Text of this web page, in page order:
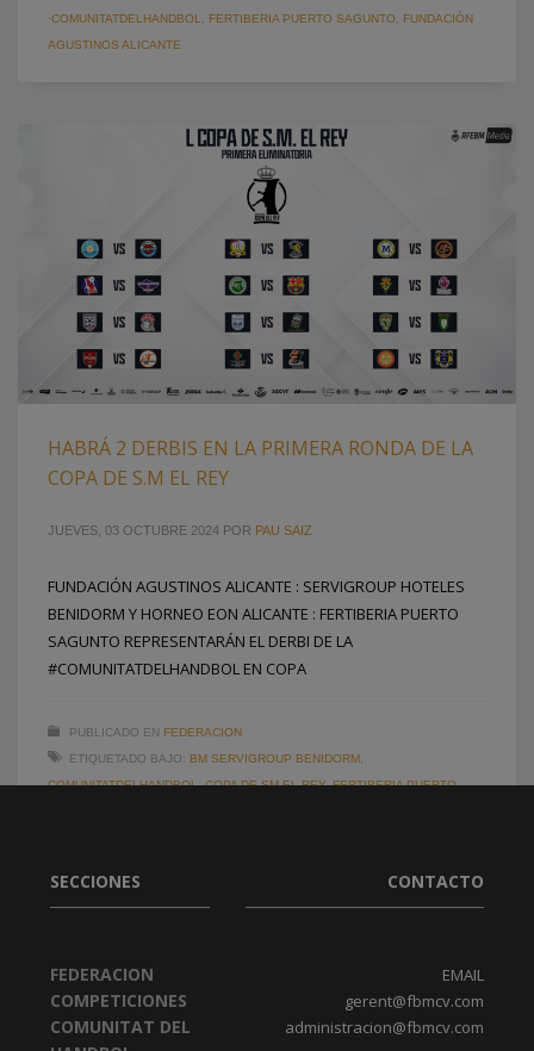
·COMUNITATDELHANDBOL
FERTIBERIA PUERTO SAGUNTO
FUNDACIÓN
AGUSTINOS ALICANTE
HABRÁ 2 DERBIS EN LA PRIMERA RONDA DE LA
COPA DE S.M EL REY
JUEVES, 03 OCTUBRE 2024 POR PAU SAIZ
FUNDACIÓN AGUSTINOS ALICANTE : SERVIGROUP HOTELES
BENIDORM Y HORNEO EON ALICANTE : FERTIBERIA PUERTO
SAGUNTO REPRESENTARÁN EL DERBI DE LA
#COMUNITATDELHANDBOL EN COPA
PUBLICADO EN FEDERACION
ETIQUETADO BAJO: BM SERVIGROUP BENIDORM
COMUNITATDELHANDBOL,COPA DE SM EL REY,FERTIBERIA PUERTO
SECCIONES
FEDERACION
COMPETICIONES
COMUNITAT DEL
CONTACTO
EMAIL
gerent@fbmcv.com
administracion@fbmcv.com